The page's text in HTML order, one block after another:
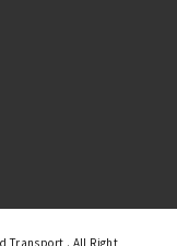
Transport . All Right